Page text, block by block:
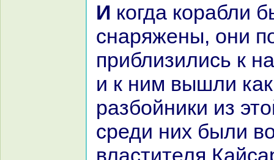
И кoгда кopaбли были
снaряжены, они
приблизились к
и к ним вышли
paзбойники из
среди них были
властителя